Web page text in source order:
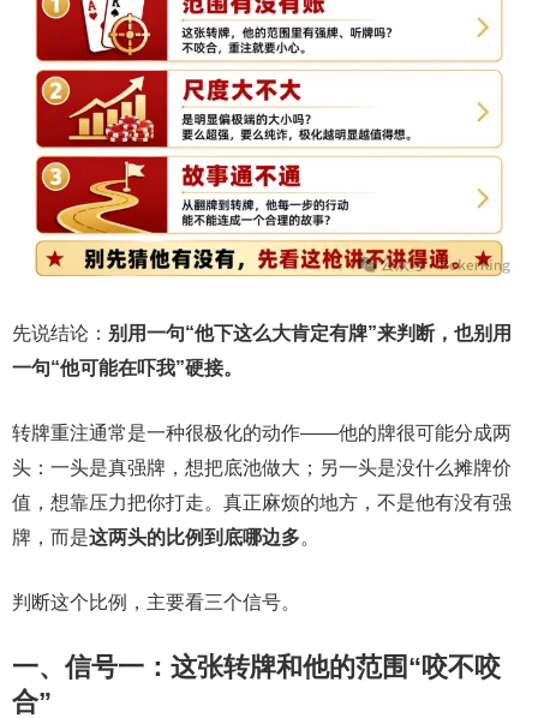
先说结论： 别用一句“他下这么大肯定有牌”来判断，也别用
一句“他可能在吓我”硬接。
转牌重注通常是一种很极化的动作——他的牌很可能分成两
头：一头是真强牌，想把底池做大；另一头是没什么摊牌价
值，想靠压力把你打走。真正麻烦的地方，不是他有没有强
牌，而是这两头的比例到底哪边多。
判断这个比例，主要看三个信号。
一、信号一：这张转牌和他的范围“咬不咬
合”